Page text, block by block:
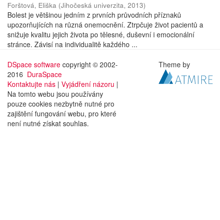
Forštová, Eliška (Jihočeská univerzita, 2013)
Bolest je většinou jedním z prvních průvodních příznaků
upozorňujících na různá onemocnění. Ztrpčuje život pacientů a
snižuje kvalitu jejich života po tělesné, duševní i emocionální
stránce. Závisí na individualitě každého ...
DSpace software copyright © 2002-
2016 DuraSpace
Kontaktujte nás | Vyjádření názoru |
Na tomto webu jsou používány
pouze cookies nezbytně nutné pro
zajištění fungování webu, pro které
není nutné získat souhlas.
Theme by